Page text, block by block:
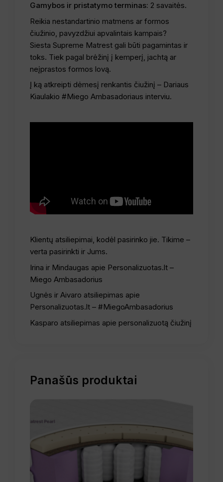
Gamybos ir pristatymo terminas: 2 savaitės.
Reikia nestandartinio matmens ar formos
čiužinio, pavyzdžiui apvalintais kampais?
Siesta Supreme Matrest gali būti pagamintas ir
toks. Tiek pagal brėžinį į kemperį, jachtą ar
neįprastos formos lovą.
Į ką atkreipti dėmesį renkantis čiužinį – Dariaus
Kiaulakio #Miego Ambasadoriaus interviu.
Klientų atsiliepimai, kodėl pasirinko jie. Tikime –
verta pasirinkti ir Jums.
Irina ir Mindaugas apie Personalizuotas.lt –
Miego Ambasadorius
Ugnės ir Aivaro atsiliepimas apie
Personalizuotas.lt – #MiegoAmbasadorius
Kasparo atsiliepimas apie personalizuotą čiužinį
Panašūs produktai